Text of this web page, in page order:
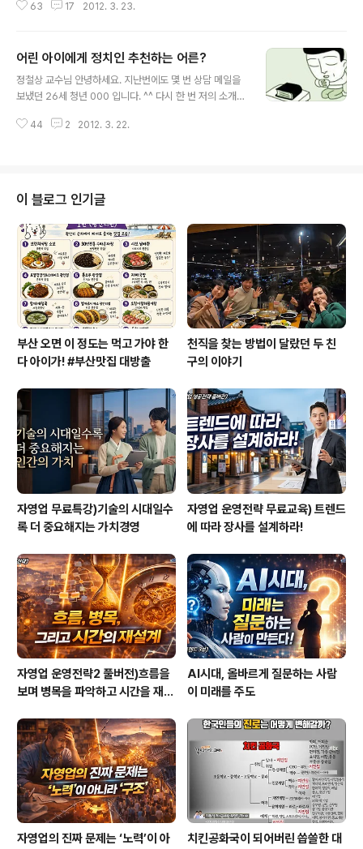
칠간 밥도 제대로 먹지 못하고 잠도 잘 안 오네요. 그리고
로그를 찾게 되었습니다. 우선 제가 겪어온 삶의 과정을 간
단히 말씀드리자면 중고등학교 시절 집안문제가 일어나면
서 삶의 방향이 흔들리기 시작했는데 지금 생각해 보면 이
니다. 그만큼 저는 살아오면서 누구보다 심리적인 영향력
63 17 2012. 3. 23.
어린 아이에게 정치인 추천하는 어른?
정철상 교수님 안녕하세요. 지난번에도 몇 번 상담 메일을
보냈던 26세 청년 000 입니다. ^^ 다시 한 번 저의 소개를
고 내년 6월 전역합니다. 조언 받고 싶은 것 하나가 있습니
"똑똑하고 착한 아들이 있는데 무엇을 시키면 좋을까
요?"에 대한 대답으로 그 강사께서 정치인을 추천하셨습니
다. 저는 그 의견에 동의합니다. 이에 빗대어 저의 진로를
생각하였습니다. 우리나라 무상원조를 위해 그리고 지구촌
모두 행복한 나라를 구현하기 위해 무엇을 해야 하나? 에
대한 답으로... 행..
44 2 2012. 3. 22.
이 블로그 인기글
부산 오면 이 정도는 먹고 가야 한
다 아이가! #부산맛집 대방출
천직을 찾는 방법이 달랐던 두 친
구의 이야기
자영업 무료특강)기술의 시대일수
록 더 중요해지는 가치경영
자영업 운영전략 무료교육) 트렌드
에 따라 장사를 설계하라!
자영업 운영전략2 풀버전)흐름을
보며 병목을 파악하고 시간을 재설
AI시대, 올바르게 질문하는 사람
이 미래를 주도
자영업의 진짜 문제는 ‘노력’이 아 치킨공화국이 되어버린 씁쓸한 대